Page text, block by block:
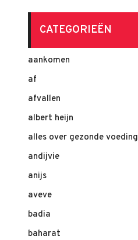
CATEGORIEËN
aankomen
af
afvallen
albert heijn
alles over gezonde voeding
andijvie
anijs
aveve
badia
baharat